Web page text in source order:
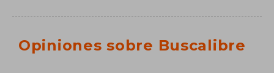
Opiniones sobre Buscalibre